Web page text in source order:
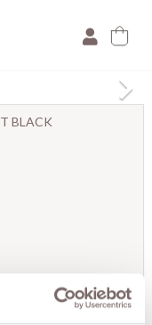
BLACK